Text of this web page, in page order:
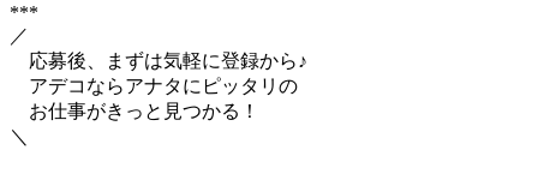
***
／
応募後、まずは気軽に登録から♪
アデコならアナタにピッタリの
お仕事がきっと見つかる！
＼